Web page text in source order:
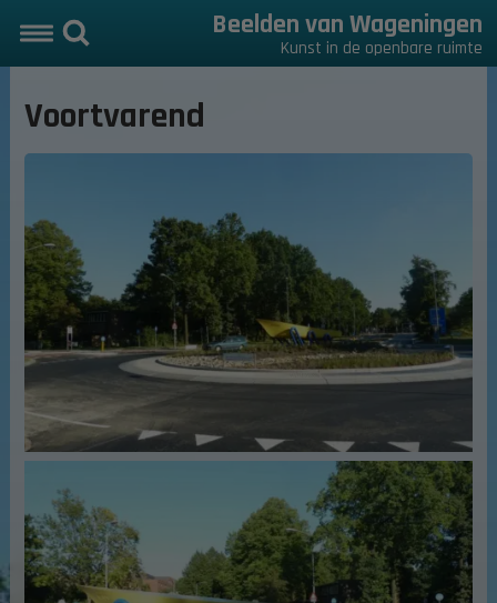
Beelden van Wageningen
Kunst in de openbare ruimte
Voortvarend